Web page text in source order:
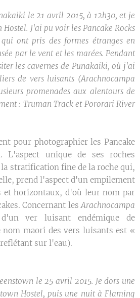
le 21 avril 2015, à 12h30, et je
J'ai pu voir les Pancake Rocks
ont pris des formes étranges en
par le vent et les marées. Pendant
les cavernes de Punakaiki, où j'ai
de vers luisants (Arachnocampa
promenades aux alentours de
: Truman Track et Pororari River
pour photographier les Pancake
L'aspect unique de ses roches
stratification fine de la roche qui,
prend l'aspect d'un empilement
et horizontaux, d'où leur nom par
Concernant lesArachnocampa
ver luisant endémique de
nom maori des vers luisants est «
sur l'eau).
le 25 avril 2015. Je dors une
Hostel, puis une nuit à Flaming